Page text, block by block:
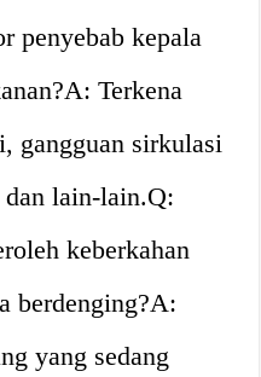
penyebab kepala
Terkena
gangguan sirkulasi
dan lain-lain.Q:
keberkahan
berdenging?A:
yang sedang